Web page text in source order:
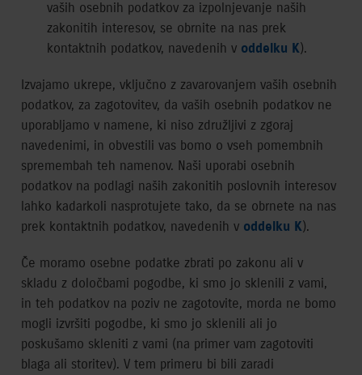
vaših osebnih podatkov za izpolnjevanje naših
zakonitih interesov, se obrnite na nas prek
kontaktnih podatkov, navedenih v oddelku K).
Izvajamo ukrepe, vključno z zavarovanjem vaših osebnih
podatkov, za zagotovitev, da vaših osebnih podatkov ne
uporabljamo v namene, ki niso združljivi z zgoraj
navedenimi, in obvestili vas bomo o vseh pomembnih
spremembah teh namenov. Naši uporabi osebnih
podatkov na podlagi naših zakonitih poslovnih interesov
lahko kadarkoli nasprotujete tako, da se obrnete na nas
prek kontaktnih podatkov, navedenih v oddelku K).
Če moramo osebne podatke zbrati po zakonu ali v
skladu z določbami pogodbe, ki smo jo sklenili z vami,
in teh podatkov na poziv ne zagotovite, morda ne bomo
mogli izvršiti pogodbe, ki smo jo sklenili ali jo
poskušamo skleniti z vami (na primer vam zagotoviti
blaga ali storitev). V tem primeru bi bili zaradi